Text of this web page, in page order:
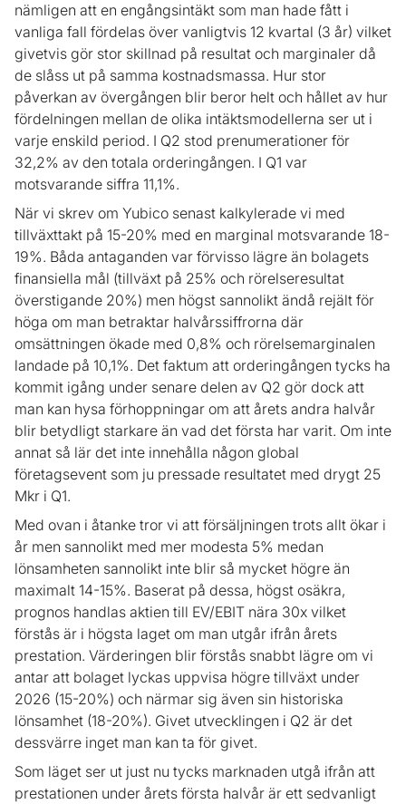
nämligen att en engångsintäkt som man hade fått i
vanliga fall fördelas över vanligtvis 12 kvartal (3 år) vilket
givetvis gör stor skillnad på resultat och marginaler då
de slåss ut på samma kostnadsmassa. Hur stor
påverkan av övergången blir beror helt och hållet av hur
fördelningen mellan de olika intäktsmodellerna ser ut i
varje enskild period. I Q2 stod prenumerationer för
32,2% av den totala orderingången. I Q1 var
motsvarande siffra 11,1%.
När vi skrev om Yubico senast kalkylerade vi med
tillväxttakt på 15-20% med en marginal motsvarande 18-
19%. Båda antaganden var förvisso lägre än bolagets
finansiella mål (tillväxt på 25% och rörelseresultat
överstigande 20%) men högst sannolikt ändå rejält för
höga om man betraktar halvårssiffrorna där
omsättningen ökade med 0,8% och rörelsemarginalen
landade på 10,1%. Det faktum att orderingången tycks ha
kommit igång under senare delen av Q2 gör dock att
man kan hysa förhoppningar om att årets andra halvår
blir betydligt starkare än vad det första har varit. Om inte
annat så lär det inte innehålla någon global
företagsevent som ju pressade resultatet med drygt 25
Mkr i Q1.
Med ovan i åtanke tror vi att försäljningen trots allt ökar i
år men sannolikt med mer modesta 5% medan
lönsamheten sannolikt inte blir så mycket högre än
maximalt 14-15%. Baserat på dessa, högst osäkra,
prognos handlas aktien till EV/EBIT nära 30x vilket
förstås är i högsta laget om man utgår ifrån årets
prestation. Värderingen blir förstås snabbt lägre om vi
antar att bolaget lyckas uppvisa högre tillväxt under
2026 (15-20%) och närmar sig även sin historiska
lönsamhet (18-20%). Givet utvecklingen i Q2 är det
dessvärre inget man kan ta för givet.
Som läget ser ut just nu tycks marknaden utgå ifrån att
prestationen under årets första halvår är ett sedvanligt